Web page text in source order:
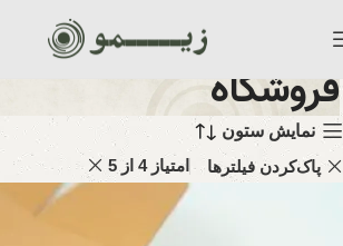
فروشگاه
نمایش ستون
پاک‌کردن فیلترها
امتیاز 4 از 5